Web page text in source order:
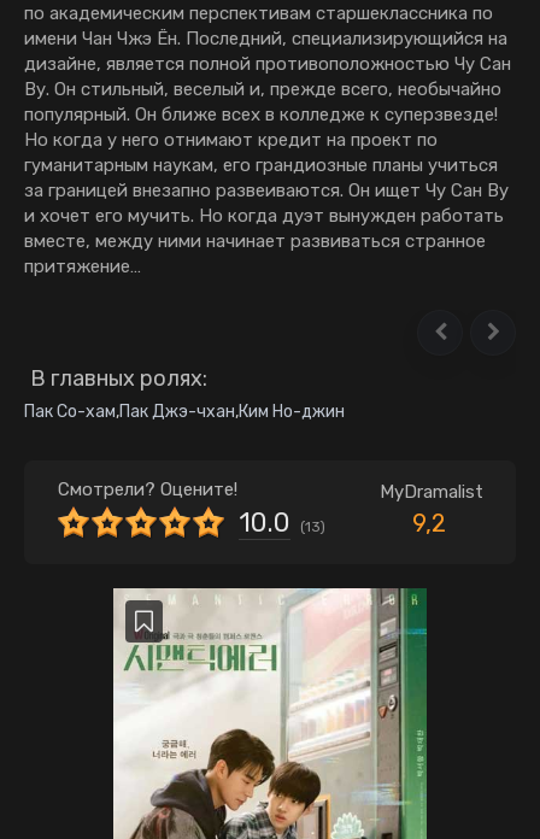
по академическим перспективам старшеклассника по
имени Чан Чжэ Ён. Последний, специализирующийся на
дизайне, является полной противоположностью Чу Сан
Ву. Он стильный, веселый и, прежде всего, необычайно
популярный. Он ближе всех в колледже к суперзвезде!
Но когда у него отнимают кредит на проект по
гуманитарным наукам, его грандиозные планы учиться
за границей внезапно развеиваются. Он ищет Чу Сан Ву
и хочет его мучить. Но когда дуэт вынужден работать
вместе, между ними начинает развиваться странное
притяжение…
В главных ролях:
Пак Со-хам,Пак Джэ-чхан,Ким Но-джин
Смотрели? Оцените!
10.0 (13)
MyDramalist
9,2